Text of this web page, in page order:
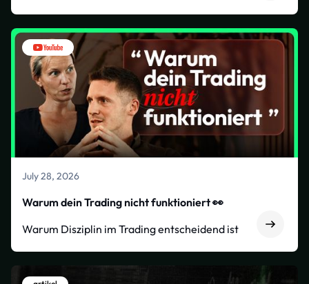
July 28, 2026
Warum dein Trading nicht funktioniert 👀
Warum Disziplin im Trading entscheidend ist